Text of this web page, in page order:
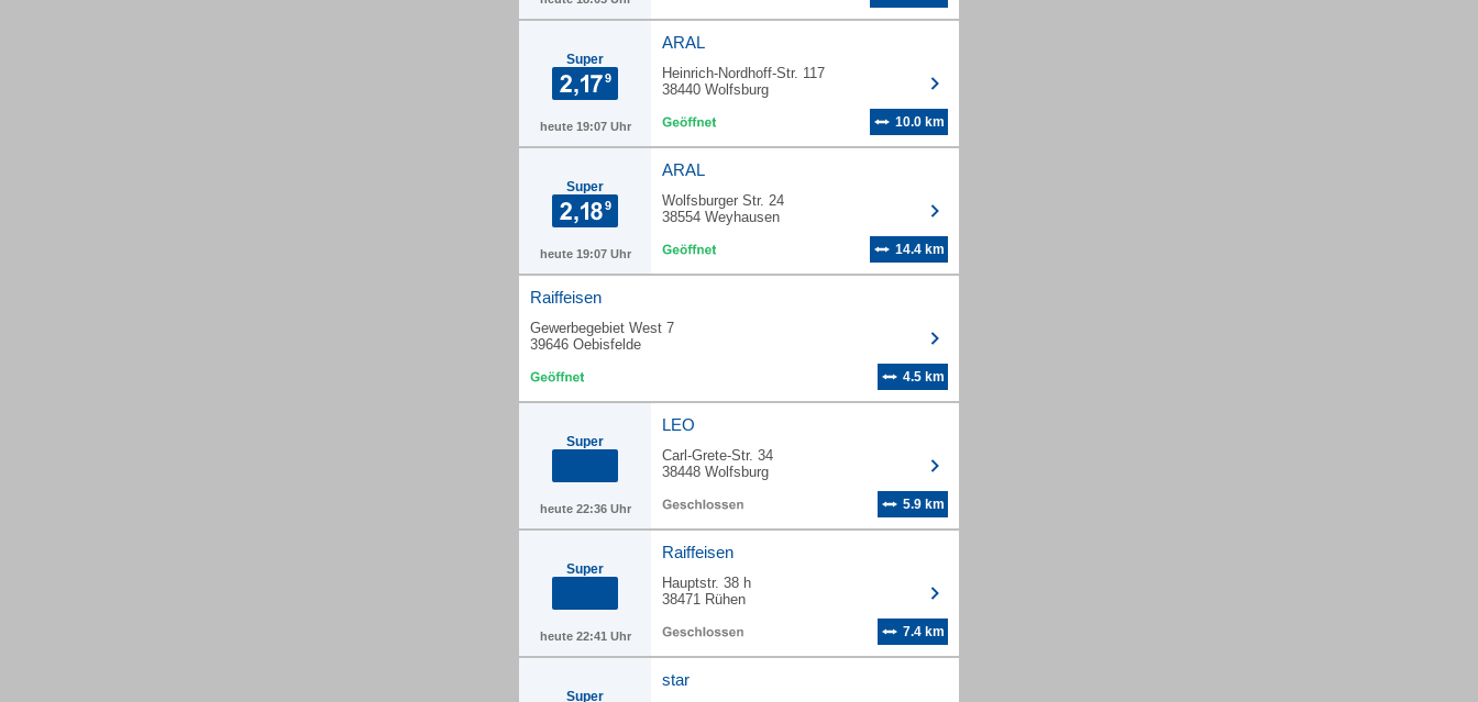
Super
heute 19:07 Uhr
ARAL
Heinrich-Nordhoff-Str. 117
38440 Wolfsburg
10.0 km
Super
heute 19:07 Uhr
ARAL
Wolfsburger Str. 24
38554 Weyhausen
14.4 km
Raiffeisen
Gewerbegebiet West 7
39646 Oebisfelde
4.5 km
Super
heute 22:36 Uhr
LEO
Carl-Grete-Str. 34
38448 Wolfsburg
5.9 km
Super
heute 22:41 Uhr
Raiffeisen
Hauptstr. 38 h
38471 Rühen
7.4 km
Super
star